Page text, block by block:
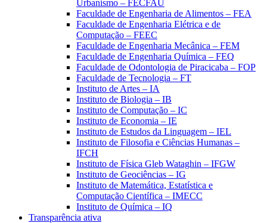
Urbanismo – FECFAU
Faculdade de Engenharia de Alimentos – FEA
Faculdade de Engenharia Elétrica e de
Computação – FEEC
Faculdade de Engenharia Mecânica – FEM
Faculdade de Engenharia Química – FEQ
Faculdade de Odontologia de Piracicaba – FOP
Faculdade de Tecnologia – FT
Instituto de Artes – IA
Instituto de Biologia – IB
Instituto de Computação – IC
Instituto de Economia – IE
Instituto de Estudos da Linguagem – IEL
Instituto de Filosofia e Ciências Humanas –
IFCH
Instituto de Física Gleb Wataghin – IFGW
Instituto de Geociências – IG
Instituto de Matemática, Estatística e
Computação Científica – IMECC
Instituto de Química – IQ
Transparência ativa